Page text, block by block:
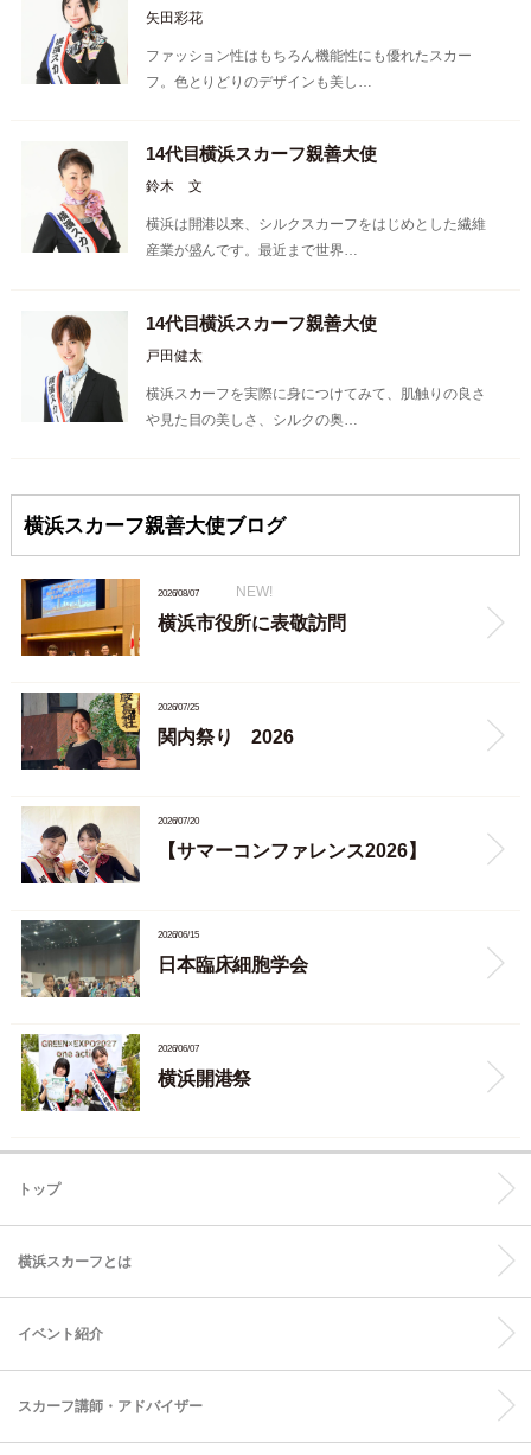
矢田彩花
ファッション性はもちろん機能性にも優れたスカー
フ。色とりどりのデザインも美し…
14代目横浜スカーフ親善大使
鈴木 文
横浜は開港以来、シルクスカーフをはじめとした繊維
産業が盛んです。最近まで世界…
14代目横浜スカーフ親善大使
戸田健太
横浜スカーフを実際に身につけてみて、肌触りの良さ
や見た目の美しさ、シルクの奥…
横浜スカーフ親善大使ブログ
2026/08/07 NEW!
横浜市役所に表敬訪問
2026/07/25
関内祭り 2026
2026/07/20
【サマーコンファレンス2026】
2026/06/15
日本臨床細胞学会
2026/06/07
横浜開港祭
トップ
横浜スカーフとは
イベント紹介
スカーフ講師・アドバイザー